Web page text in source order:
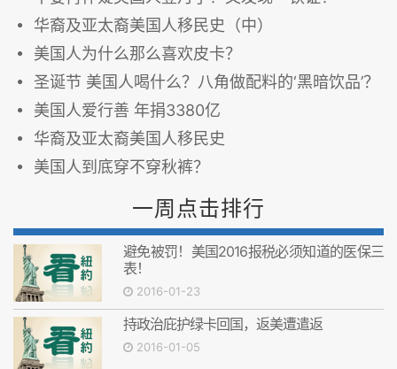
华裔及亚太裔美国人移民史（中）
美国人为什么那么喜欢皮卡？
圣诞节 美国人喝什么？八角做配料的‘黑暗饮品’？
美国人爱行善 年捐3380亿
华裔及亚太裔美国人移民史
美国人到底穿不穿秋裤？
一周点击排行
避免被罚！美国2016报税必须知道的医保三
表！
2016-01-23
持政治庇护绿卡回国，返美遭遣返
2016-01-05